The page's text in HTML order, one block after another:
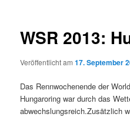
WSR 2013:
Veröffentlicht am17. September
Das Rennwochenende der
Hungaroring war durch das
abwechslungsreich.Zusätzlich